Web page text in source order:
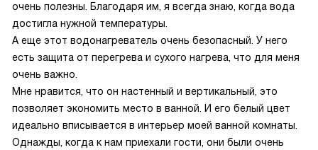
очень полезны. Благодаря им, я всегда знаю, когда вода
достигла нужной температуры.
А еще этот водонагреватель очень безопасный. У него
есть защита от перегрева и сухого нагрева, что для меня
очень важно.
Мне нравится, что он настенный и вертикальный, это
позволяет экономить место в ванной. И его белый цвет
идеально вписывается в интерьер моей ванной комнаты.
Однажды, когда к нам приехали гости, они были очень